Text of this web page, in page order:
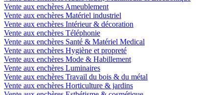
Vente aux enchères Ameublement
Vente aux enchères Matériel industriel
Vente aux enchères Intérieur & décoration
Vente aux enchères Téléphonie
Vente aux enchères Santé & Matériel Medical
Vente aux enchères Hygiène et propreté
Vente aux enchères Mode & Habillement
Vente aux enchères Luminaires
Vente aux enchères Travail du bois & du métal
Vente aux enchères Horticulture & jardins